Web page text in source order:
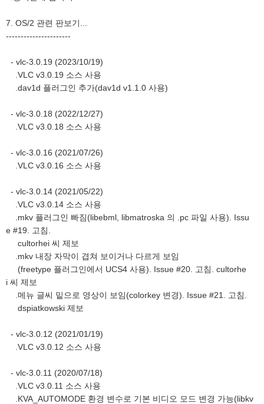
7. OS/2 관련 판보기...
----------------------
- vlc-3.0.19 (2023/10/19)
.VLC v3.0.19 소스 사용
.dav1d 플러그인 추가(dav1d v1.1.0 사용)
- vlc-3.0.18 (2022/12/27)
.VLC v3.0.18 소스 사용
- vlc-3.0.16 (2021/07/26)
.VLC v3.0.16 소스 사용
- vlc-3.0.14 (2021/05/22)
.VLC v3.0.14 소스 사용
.mkv 플러그인 빠짐(libebml, libmatroska 의 .pc 파일 사용). Issu
e #19. 고침.
cultorhei 씨 제보
.mkv 내장 자막이 겹쳐 보이거나 다르게 보임
(freetype 플러그인에서 UCS4 사용). Issue #20. 고침. cultorhe
i 씨 제보
.메뉴 글씨 밑으로 영상이 보임(colorkey 변경). Issue #21. 고침.
dspiatkowski 제보
- vlc-3.0.12 (2021/01/19)
.VLC v3.0.12 소스 사용
- vlc-3.0.11 (2020/07/18)
.VLC v3.0.11 소스 사용
.KVA_AUTOMODE 환경 변수로 기본 비디오 모드 변경 가능(libkv